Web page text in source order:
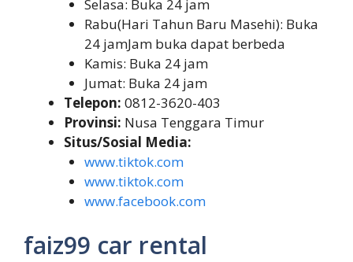
Selasa: Buka 24 jam
Rabu(Hari Tahun Baru Masehi): Buka
24 jamJam buka dapat berbeda
Kamis: Buka 24 jam
Jumat: Buka 24 jam
Telepon: 0812-3620-403
Provinsi: Nusa Tenggara Timur
Situs/Sosial Media:
www.tiktok.com
www.tiktok.com
www.facebook.com
faiz99 car rental